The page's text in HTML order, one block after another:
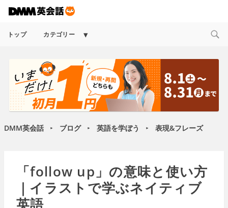
トップ カテゴリー
Expand
DMM英会話 ► ブログ ► 英語を学ぼう ► 表現&フレーズ
「follow up」の意味と使い方
｜イラストで学ぶネイティブ
英語